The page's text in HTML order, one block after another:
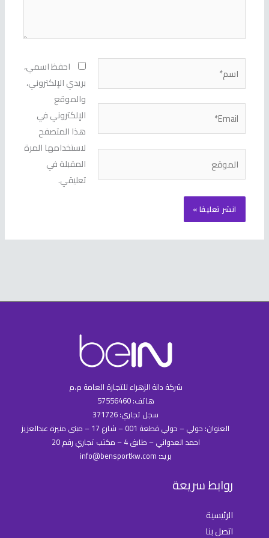
احفظ اسمي،
بريدي الإلكتروني،
والموقع
الإلكتروني في
هذا المتصفح
لاستخدامها المرة
المقبلة في
تعليقي.
شركة دانة الزهراء للتجازة العامة م.م
هاتف: 57556460
سجل تجاري: 371726
العنوان: حولي – حولي قطعة 001 – شارع 17 – مبنى منيرة عبدالعزيز
احمد العدواني – طابق 4 – مكتب تجاري رقم 20
بريد: info@bensportkw.com
روابط سريعة
الرئيسية
اتصل بنا